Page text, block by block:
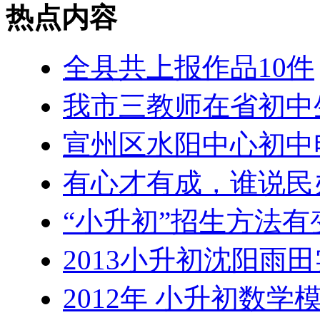
热点内容
全县共上报作品10件
我市三教师在省初
宣州区水阳中心初
有心才有成，谁说
“小升初”招生方法
2013小升初沈阳雨
2012年 小升初数学